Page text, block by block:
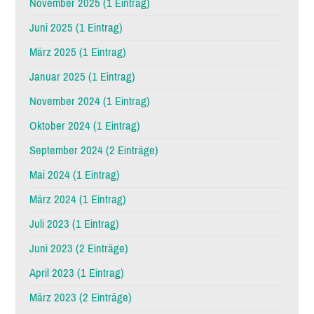
Juni 2025 (1 Eintrag)
März 2025 (1 Eintrag)
Januar 2025 (1 Eintrag)
November 2024 (1 Eintrag)
Oktober 2024 (1 Eintrag)
September 2024 (2 Einträge)
Mai 2024 (1 Eintrag)
März 2024 (1 Eintrag)
Juli 2023 (1 Eintrag)
Juni 2023 (2 Einträge)
April 2023 (1 Eintrag)
März 2023 (2 Einträge)